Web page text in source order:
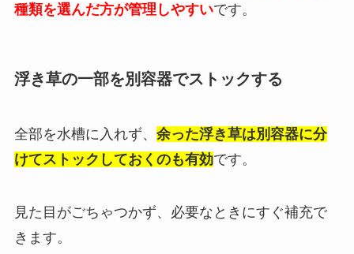
種類を選んだ方が管理しやすいです。
浮き草の一部を別容器でストックする
全部を水槽に入れず、 余った浮き草は別容器に分
けてストックしておくのも有効です。
見た目がごちゃつかず、必要なときにすぐ補充で
きます。